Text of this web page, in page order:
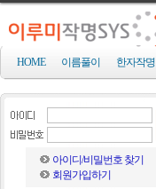
HOME 이름풀이 한자작명
아이디/비밀번호 찾기
회원가입하기